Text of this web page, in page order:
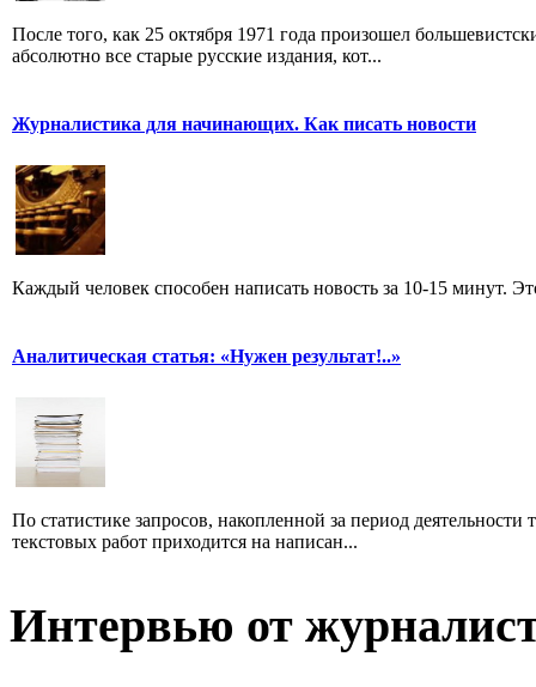
После того, как 25 октября 1971 года произошел
абсолютно все старые русские издания, кот...
Журналистика для начинающих. Как писать новости
Каждый человек способен написать новость за 10-15 минут.
Аналитическая статья: «Нужен результат!..»
По статистике запросов, накопленной за период
текстовых работ приходится на написан...
Интервью от